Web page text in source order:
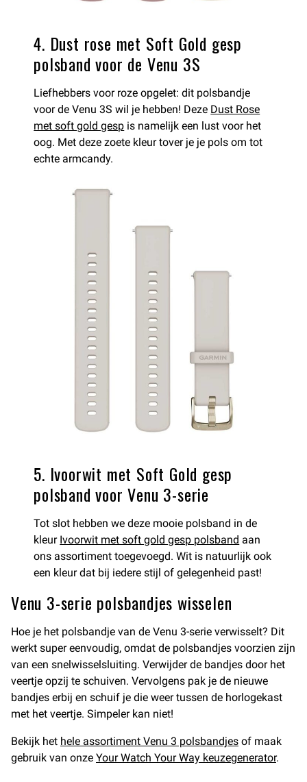
4. Dust rose met Soft Gold gesp
polsband voor de Venu 3S
Liefhebbers voor roze opgelet: dit polsbandje
voor de Venu 3S wil je hebben! Deze Dust Rose
met soft gold gesp is namelijk een lust voor het
oog. Met deze zoete kleur tover je je pols om tot
echte armcandy.
5. Ivoorwit met Soft Gold gesp
polsband voor Venu 3-serie
Tot slot hebben we deze mooie polsband in de
kleur Ivoorwit met soft gold gesp polsband aan
ons assortiment toegevoegd. Wit is natuurlijk ook
een kleur dat bij iedere stijl of gelegenheid past!
Venu 3-serie polsbandjes wisselen
Hoe je het polsbandje van de Venu 3-serie verwisselt? Dit
werkt super eenvoudig, omdat de polsbandjes voorzien zijn
van een snelwisselsluiting. Verwijder de bandjes door het
veertje opzij te schuiven. Vervolgens pak je de nieuwe
bandjes erbij en schuif je die weer tussen de horlogekast
met het veertje. Simpeler kan niet!
Bekijk het hele assortiment Venu 3 polsbandjes of maak
gebruik van onze Your Watch Your Way keuzegenerator.